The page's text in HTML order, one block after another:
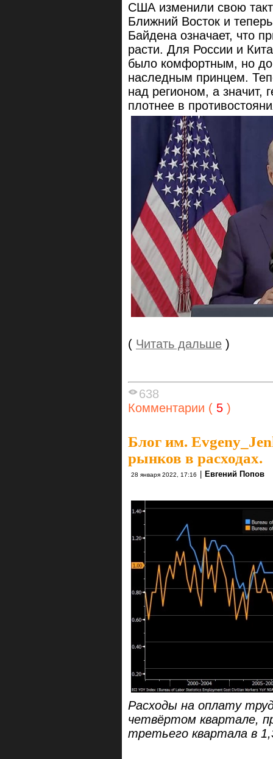
США изменили свою
Ближний Восток и
Байдена означает, что
расти. Для России и
было комфортным, но до
наследным принцем.
над регионом, а значит,
плотнее в
( Читать дальше )
638
Комментарии ( 5 )
Блог им.
рынков в расходах.
28 января 2022, 17:16 Евгений Попов
Расходы на оплату
четвёртом квартале,
третьего квартала в